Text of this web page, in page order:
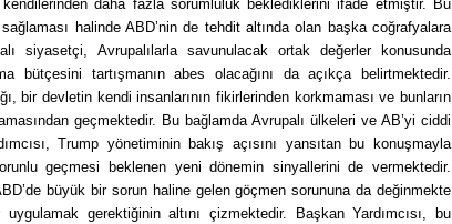
daha fazla sorumluluk beklediklerini ifade etmiştir. Bu
halinde ABD’nin de tehdit altında olan başka coğrafyalara
siyasetçi, Avrupalılarla savunulacak ortak değerler konusunda
bütçesini tartışmanın abes olacağını da açıkça belirtmektedir.
bir devletin kendi insanlarının fikirlerinden korkmaması ve bunların
geçmektedir. Bu bağlamda Avrupalı ülkeleri ve AB’yi ciddi
Trump yönetiminin bakış açısını yansıtan bu konuşmayla
geçmesi beklenen yeni dönemin sinyallerini de vermektedir.
büyük bir sorun haline gelen göçmen sorununa da değinmekte
gerektiğinin altını çizmektedir. Başkan Yardımcısı, bu